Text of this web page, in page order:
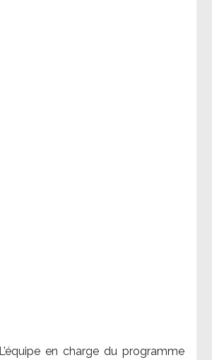
L’équipe en charge du programme